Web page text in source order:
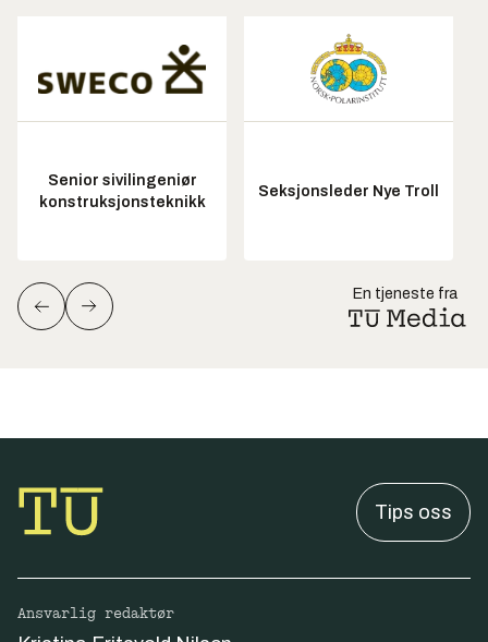
Senior sivilingeniør
konstruksjonsteknikk
Seksjonsleder Nye Troll
En tjeneste fra
Tips oss
Ansvarlig redaktør